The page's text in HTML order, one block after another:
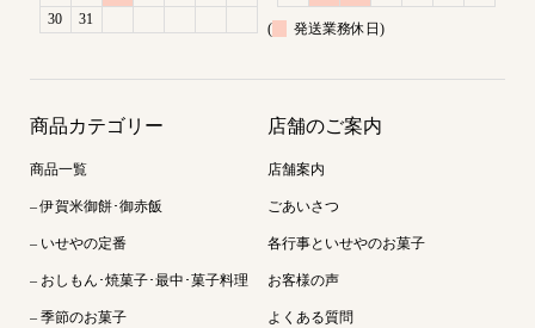
30
31
( 発送業務休日)
商品カテゴリー
商品一覧
– 伊賀米御餅･御赤飯
– いせやの定番
– おしもん･焼菓子･最中･菓子料理
– 季節のお菓子
店舗のご案内
店舗案内
ごあいさつ
各行事といせやのお菓子
お客様の声
よくある質問